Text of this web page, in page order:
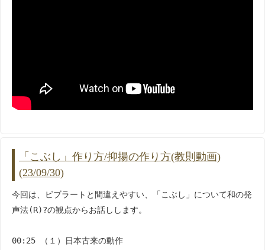
「こぶし」作り方/抑揚の作り方(教則動画)
(23/09/30)
今回は、ビブラートと間違えやすい、「こぶし」について和の発
声法(R)?の観点からお話しします。
00:25 （１）日本古来の動作